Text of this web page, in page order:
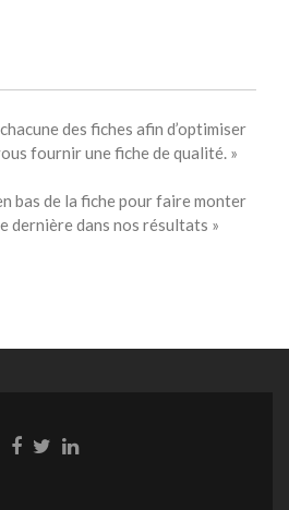
des fiches afin d’optimiser
fournir une fiche de qualité. »
bas de la fiche pour faire monter
dernière dans nos résultats »